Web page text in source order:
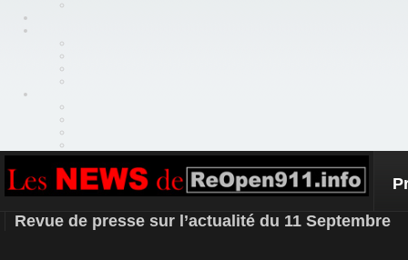
REOPEN911 – NEWS
Revue de presse sur l’actualité du 11 Septembre